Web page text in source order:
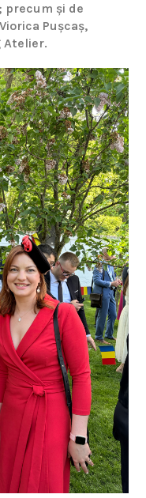
precum și de
Pușcaș,
Atelier.